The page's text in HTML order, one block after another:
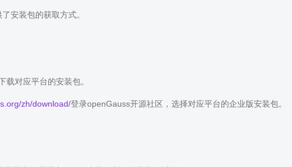
安装包的获取方式。
载对应平台的安装包。
zh/download/登录openGauss开源社区，选择对应平台的企业版安装包。